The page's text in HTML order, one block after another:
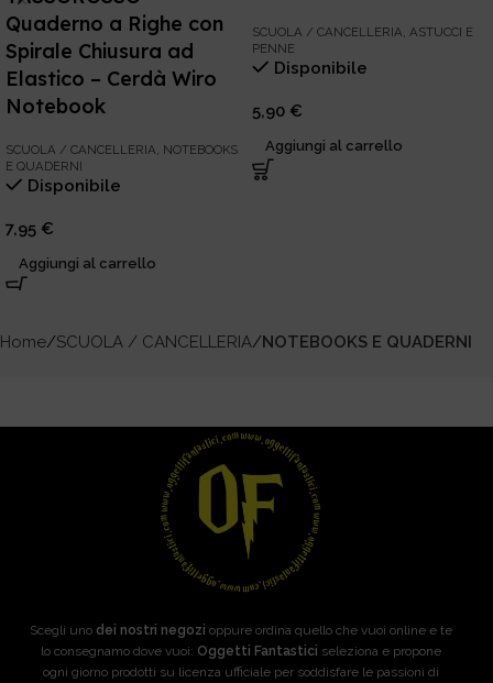
Quaderno a Righe con
Spirale Chiusura ad
Elastico – Cerdà Wiro
Notebook
SCUOLA / CANCELLERIA, NOTEBOOKS
E QUADERNI
Disponibile
7,95 €
Aggiungi al carrello
SCUOLA / CANCELLERIA, ASTUCCI E
PENNE
Disponibile
5,90 €
Aggiungi al carrello
Home SCUOLA / CANCELLERIA NOTEBOOKS E QUADERNI
Scegli uno dei nostri negozi oppure ordina quello che vuoi online e te
lo consegnamo dove vuoi: Oggetti Fantastici seleziona e propone
ogni giorno prodotti su licenza ufficiale per soddisfare le passioni di